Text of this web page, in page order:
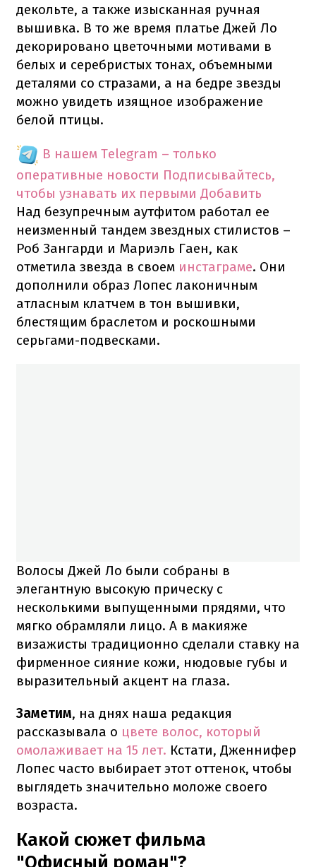
декольте, а также изысканная ручная
вышивка. В то же время платье Джей Ло
декорировано цветочными мотивами в
белых и серебристых тонах, объемными
деталями со стразами, а на бедре звезды
можно увидеть изящное изображение
белой птицы.
В нашем Telegram – только
оперативные новости Подписывайтесь,
чтобы узнавать их первыми Добавить
Над безупречным аутфитом работал ее
неизменный тандем звездных стилистов –
Роб Зангарди и Мариэль Гаен, как
отметила звезда в своем инстаграме. Они
дополнили образ Лопес лаконичным
атласным клатчем в тон вышивки,
блестящим браслетом и роскошными
серьгами-подвесками.
Волосы Джей Ло были собраны в
элегантную высокую прическу с
несколькими выпущенными прядями, что
мягко обрамляли лицо. А в макияже
визажисты традиционно сделали ставку на
фирменное сияние кожи, нюдовые губы и
выразительный акцент на глаза.
Заметим, на днях наша редакция
рассказывала о цвете волос, который
омолаживает на 15 лет. Кстати, Дженнифер
Лопес часто выбирает этот оттенок, чтобы
выглядеть значительно моложе своего
возраста.
Какой сюжет фильма
"Офисный роман"?